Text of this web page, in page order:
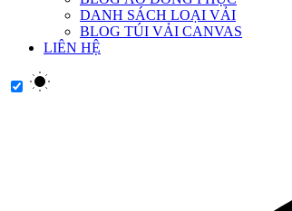
DANH SÁCH LOẠI VẢI
BLOG TÚI VẢI CANVAS
LIÊN HỆ